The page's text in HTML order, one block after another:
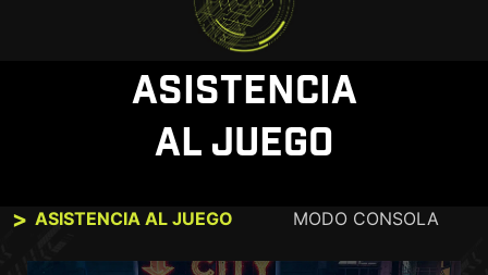
ASISTENCIA
AL JUEGO
ASISTENCIA AL JUEGO MODO CONSOLA